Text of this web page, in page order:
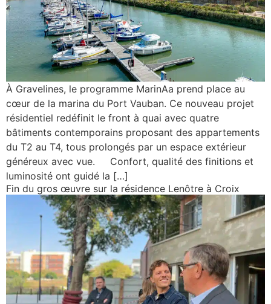
À Gravelines, le programme MarinAa prend place au
cœur de la marina du Port Vauban. Ce nouveau projet
résidentiel redéfinit le front à quai avec quatre
bâtiments contemporains proposant des appartements
du T2 au T4, tous prolongés par un espace extérieur
généreux avec vue. Confort, qualité des finitions et
luminosité ont guidé la […]
Fin du gros œuvre sur la résidence Lenôtre à Croix